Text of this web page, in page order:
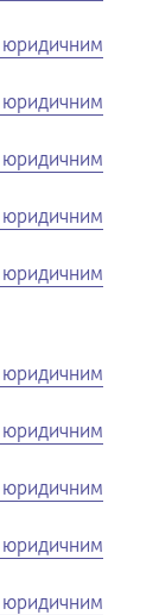
юридичним
юридичним
юридичним
юридичним
юридичним
юридичним
юридичним
юридичним
юридичним
юридичним